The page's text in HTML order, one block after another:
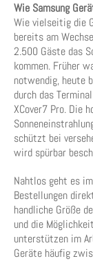
Wie Samsung
Wie vielseitig die
bereits am
2.500 Gäste das
kommen. Früher
notwendig, heute
durch das
XCover7 Pro. Die
schützt bei
wird spürbar
Nahtlos geht es
Bestellungen
handliche Größe
und die
unterstützen im
Geräte häufig